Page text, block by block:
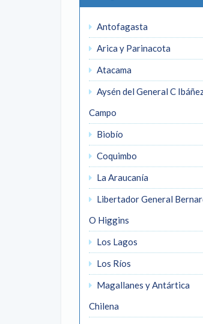
Antofagasta
Arica y Parinacota
Atacama
Aysén del General C
Campo
Biobío
Coquimbo
La Araucanía
Libertador General
O Higgins
Los Lagos
Los Ríos
Magallanes y Antártica
Chilena